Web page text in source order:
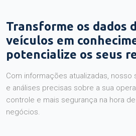
Transforme os dados
veículos em
potencialize os seus
Com informações atualizadas, nosso
e análises precisas sobre a sua
controle e mais segurança na hora
negócios.